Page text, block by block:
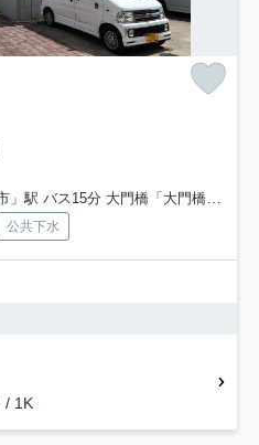
バス15分 大門橋「大門橋」 停歩4分
公共下水
/ 1K